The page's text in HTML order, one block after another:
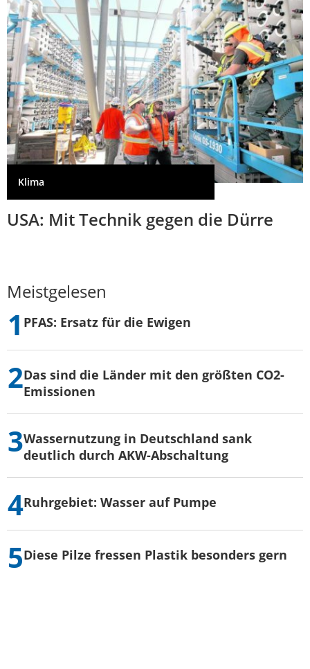
Klima
USA: Mit Technik gegen die Dürre
Meistgelesen
PFAS: Ersatz für die Ewigen
Das sind die Länder mit den größten CO2-
Emissionen
Wassernutzung in Deutschland sank
deutlich durch AKW-Abschaltung
Ruhrgebiet: Wasser auf Pumpe
Diese Pilze fressen Plastik besonders gern